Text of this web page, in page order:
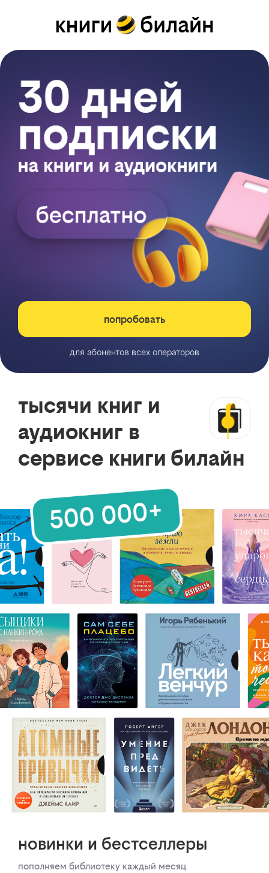
попробовать
для абонентов всех операторов
тысячи книг и
аудиокниг в
сервисе книги билайн
новинки и бестселлеры
пополняем библиотеку каждый месяц